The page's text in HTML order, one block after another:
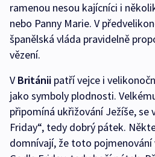
ramenou nesou kajícníci i
nebo Panny Marie. V
španělská vláda pravidelně
vězení.
VBritánii patří vejce i
jako symboly plodnosti.
připomíná ukřižování Ježíše, se
Friday“, tedy dobrý pátek.
domnívají, že toto pojmenování